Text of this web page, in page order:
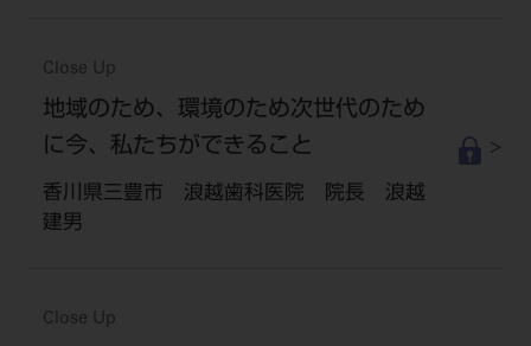
Close Up
地域のため、環境のため次世代のため
に今、私たちができること
香川県三豊市 浪越歯科医院 院長 浪越
建男
Close Up